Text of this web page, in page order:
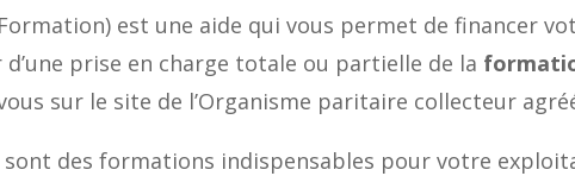
est une aide qui vous permet de financer
prise en charge totale ou partielle de la
sur le site de l’Organisme paritaire collecteur
sont des formations indispensables pour votre